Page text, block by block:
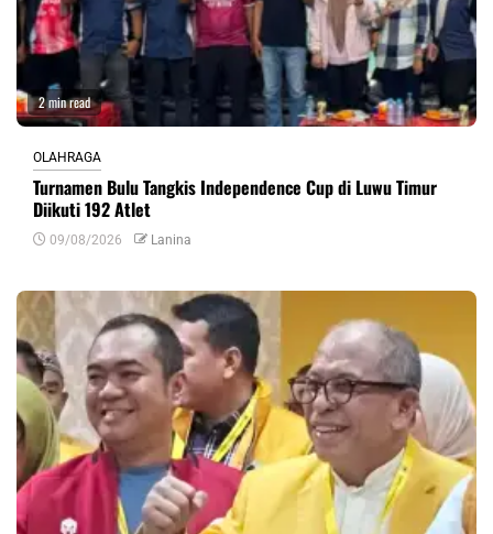
2 min read
OLAHRAGA
Turnamen Bulu Tangkis Independence Cup di Luwu Timur
Diikuti 192 Atlet
09/08/2026 Lanina